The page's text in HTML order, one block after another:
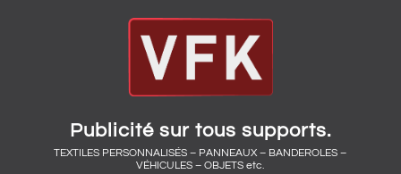
Publicité sur tous supports.
TEXTILES PERSONNALISÉS – PANNEAUX – BANDEROLES –
VÉHICULES – OBJETS etc.